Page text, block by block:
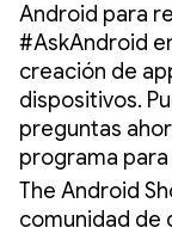
Android para
#AskAndroid
creación de
dispositivos.
preguntas
programa
The Android
comunidad de